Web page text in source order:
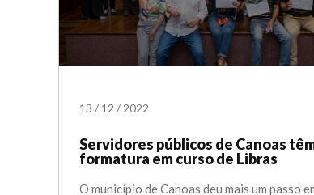
13 / 12 /2022
Servidores públicos de Canoas
formatura em curso de Libras
O município de Canoas deu mais um passo